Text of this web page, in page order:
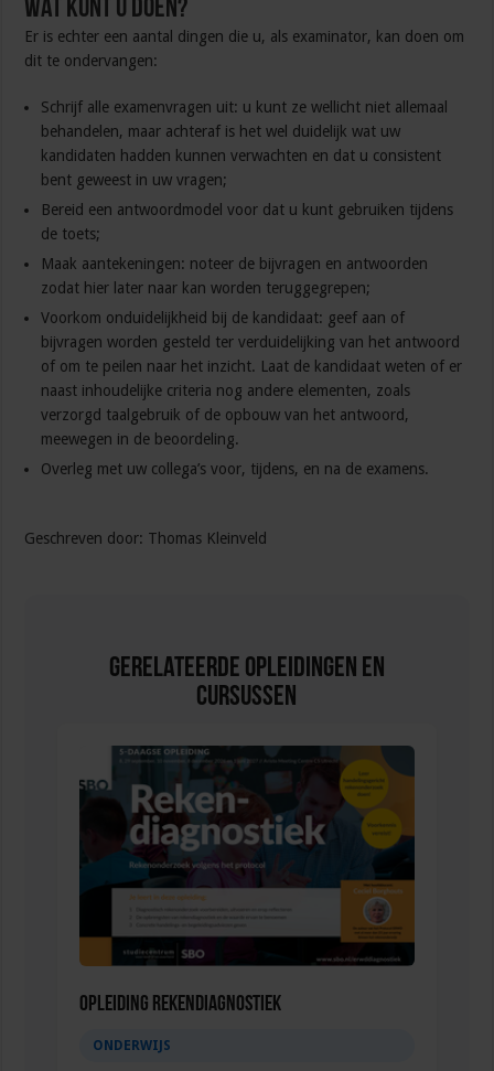
Wat kunt u doen?
Er is echter een aantal dingen die u, als examinator, kan doen om
dit te ondervangen:
Schrijf alle examenvragen uit: u kunt ze wellicht niet allemaal
behandelen, maar achteraf is het wel duidelijk wat uw
kandidaten hadden kunnen verwachten en dat u consistent
bent geweest in uw vragen;
Bereid een antwoordmodel voor dat u kunt gebruiken tijdens
de toets;
Maak aantekeningen: noteer de bijvragen en antwoorden
zodat hier later naar kan worden teruggegrepen;
Voorkom onduidelijkheid bij de kandidaat: geef aan of
bijvragen worden gesteld ter verduidelijking van het antwoord
of om te peilen naar het inzicht. Laat de kandidaat weten of er
naast inhoudelijke criteria nog andere elementen, zoals
verzorgd taalgebruik of de opbouw van het antwoord,
meewegen in de beoordeling.
Overleg met uw collega’s voor, tijdens, en na de examens.
Geschreven door: Thomas Kleinveld
Gerelateerde Opleidingen en
Cursussen
Opleiding Rekendiagnostiek
ONDERWIJS